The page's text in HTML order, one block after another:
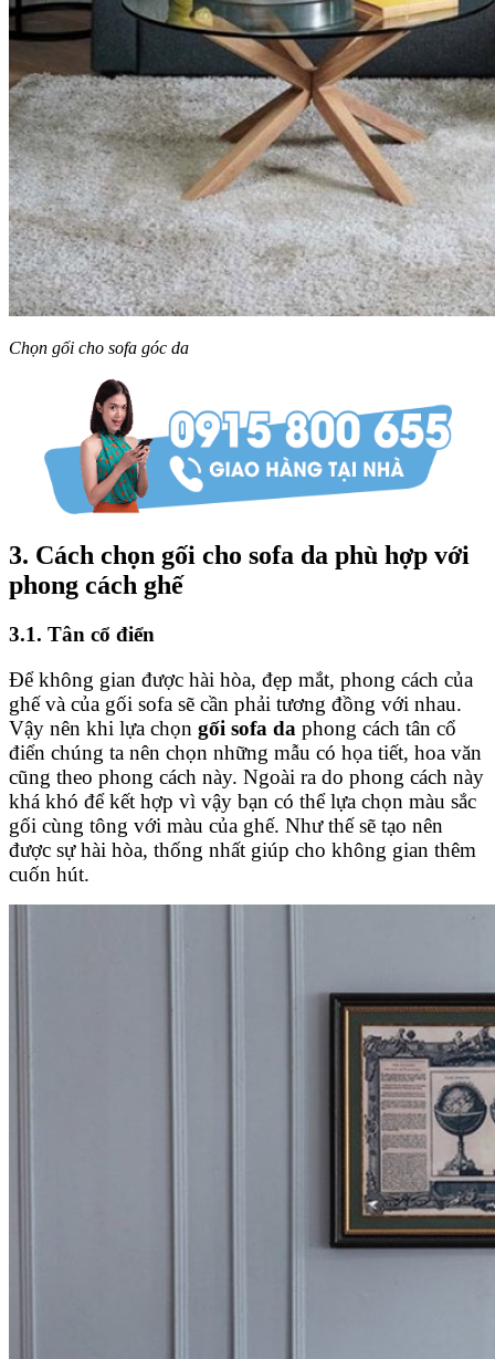
Chọn gối cho sofa góc da
3. Cách chọn gối cho sofa da phù hợp với
phong cách ghế
3.1. Tân cổ điển
Để không gian được hài hòa, đẹp mắt, phong cách của
ghế và của gối sofa sẽ cần phải tương đồng với nhau.
Vậy nên khi lựa chọn gối sofa da phong cách tân cổ
điển chúng ta nên chọn những mẫu có họa tiết, hoa văn
cũng theo phong cách này. Ngoài ra do phong cách này
khá khó để kết hợp vì vậy bạn có thể lựa chọn màu sắc
gối cùng tông với màu của ghế. Như thế sẽ tạo nên
được sự hài hòa, thống nhất giúp cho không gian thêm
cuốn hút.